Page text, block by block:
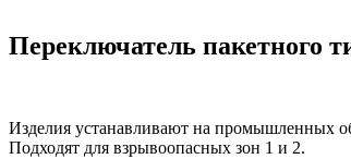
Переключатель
Изделия устанавливают на промышленных
Подходят для взрывоопасных зон 1 и 2.